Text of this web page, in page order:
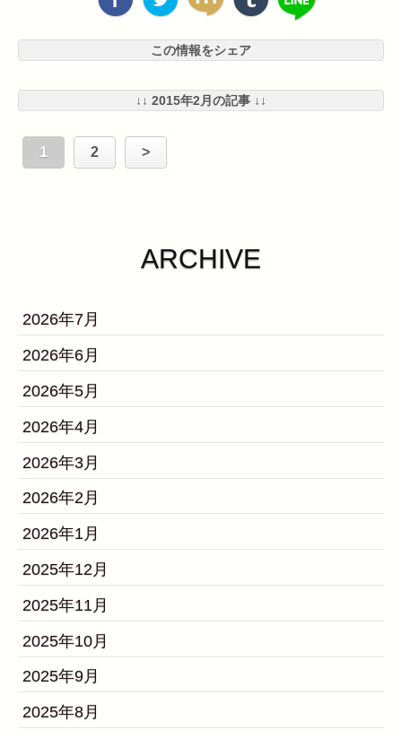
この情報をシェア
↓↓ 2015年2月の記事 ↓↓
1 2 >
ARCHIVE
2026年7月
2026年6月
2026年5月
2026年4月
2026年3月
2026年2月
2026年1月
2025年12月
2025年11月
2025年10月
2025年9月
2025年8月